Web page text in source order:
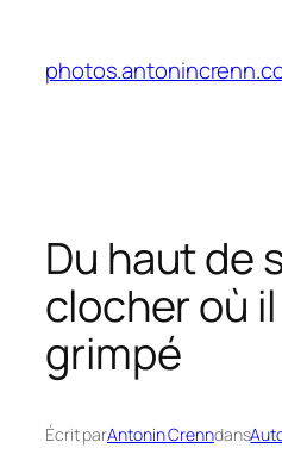
contenu
Du haut de
clocher où
grimpé
Écrit parAntonin Crenndans